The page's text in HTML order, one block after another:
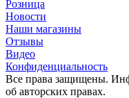
Розница
Новости
Наши магазины
Отзывы
Видео
Конфиденциальность
Все права защищены.
об авторских правах.